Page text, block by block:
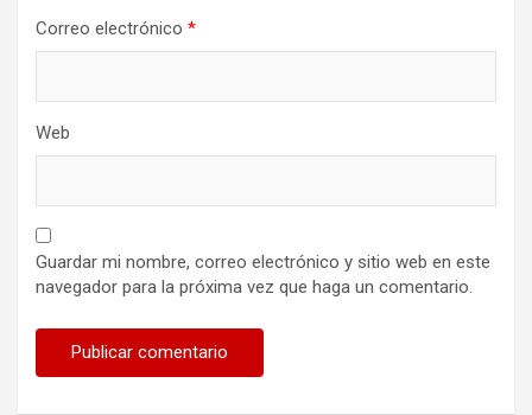
Correo electrónico *
Web
Guardar mi nombre, correo electrónico y sitio web en este
navegador para la próxima vez que haga un comentario.